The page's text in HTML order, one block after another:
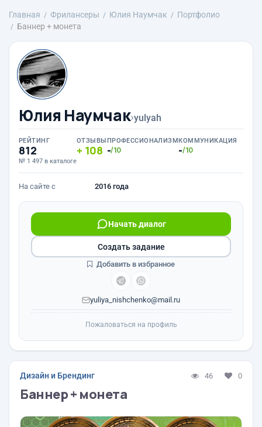
Главная Фрилансеры Юлия Наумчак
Портфолио
Баннер + монета
Юлия Наумчак›yulyah
РЕЙТИНГ
812
№ 1 497 в каталоге
ОТЗЫВЫ
108
ПРОФЕССИОНАЛИЗМ
-/10
КОММУНИКАЦИЯ
-/10
На сайте с 2016 года
Начать диалог
yuliya_nishchenko@mail.ru
Создать задание
Добавить в избранное
Пожаловаться на профиль
Дизайн и Брендинг 46 0
Баннер + монета